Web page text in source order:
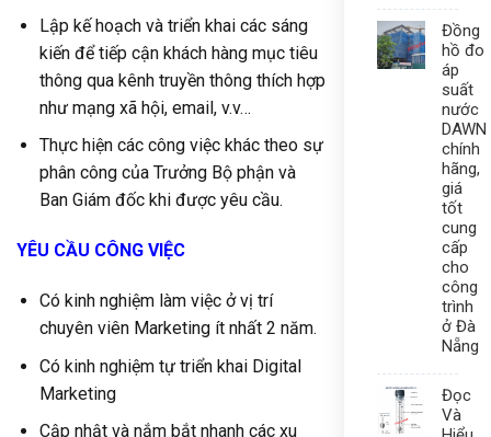
Lập kế hoạch và triển khai các sáng
kiến để tiếp cận khách hàng mục tiêu
thông qua kênh truyền thông thích hợp
như mạng xã hội, email, v.v…
Thực hiện các công việc khác theo sự
phân công của Trưởng Bộ phận và
Ban Giám đốc khi được yêu cầu.
YÊU CẦU CÔNG VIỆC
Có kinh nghiệm làm việc ở vị trí
chuyên viên Marketing ít nhất 2 năm.
Có kinh nghiệm tự triển khai Digital
Marketing
Cập nhật và nắm bắt nhanh các xu
Đồng
hồ đo
áp
suất
nước
DAWN
chính
hãng,
giá
tốt
cung
cấp
cho
công
trình
ở Đà
Nẵng
Đọc
Và